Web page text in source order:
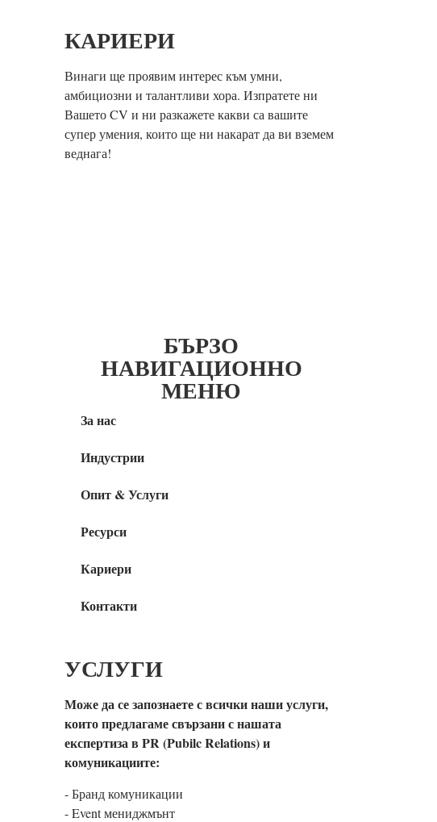
КАРИЕРИ
Винаги ще проявим интерес към умни,
амбициозни и талантливи хора. Изпратете ни
Вашето CV и ни разкажете какви са вашите
супер умения, които ще ни накарат да ви вземем
веднага!
БЪРЗО
НАВИГАЦИОННО
МЕНЮ
За нас
Индустрии
Опит & Услуги
Ресурси
Кариери
Контакти
УСЛУГИ
Може да се запознаете с всички наши услуги,
които предлагаме свързани с нашата
експертиза в PR (Pubilc Relations) и
комуникациите:
- Бранд комуникации
- Event мениджмънт